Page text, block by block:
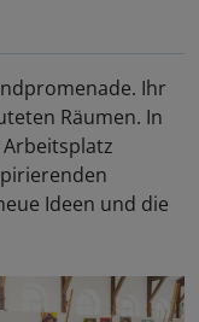
Ihr
Räumen. In
Ideen und die